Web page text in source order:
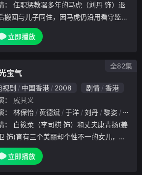
：
搬回与儿子同住，因马虎仍沿用看守监犯
则管治家庭及各人，令小儿子马壮（黎诺
）回家犹如坐牢，就连他在律师楼的工
立即播放
宝气
视剧 中国香港 2008 剧情
香港
：
戚其义
：
林保怡 黄德斌 于洋 刘丹 黎姿
蔡少
：
饰)育有三个美丽却个性不一的女儿，分
康雅言（邵美琪 饰）、康雅瞳（黎姿 饰
康雅思（蔡少芬 饰）。白筱柔自小精心
立即播放
全82集